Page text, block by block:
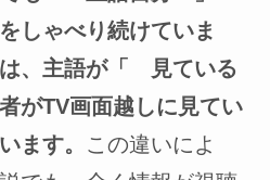
しゃべり続けていま
、主語が「 見ている
がTV画面越しに見てい
ます。 この違いによ